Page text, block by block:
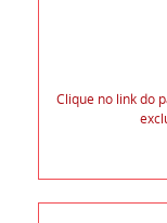
Clique no link do